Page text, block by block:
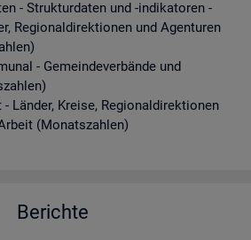
- Strukturdaten und -indikatoren -
Regionaldirektionen und Agenturen
- Gemeindeverbände und
Länder, Kreise, Regionaldirektionen
(Monatszahlen)
Berichte